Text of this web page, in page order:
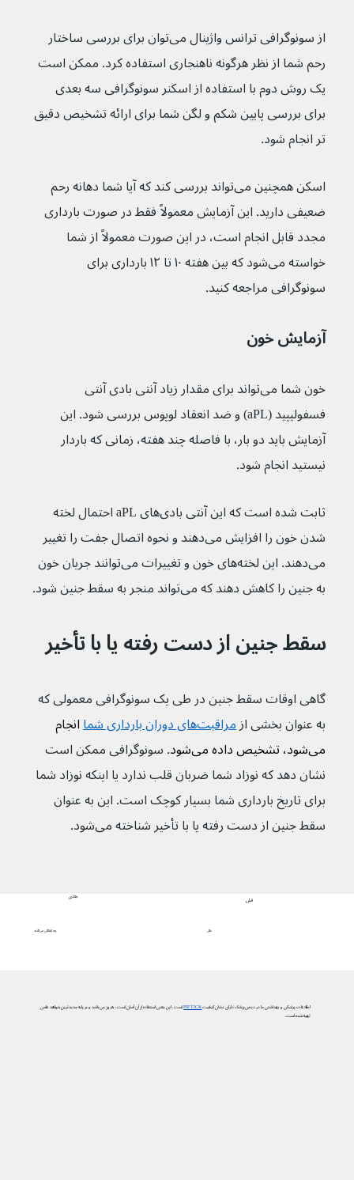
از سونوگرافی ترانس واژینال می‌توان برای بررسی ساختار
رحم شما از نظر هرگونه ناهنجاری استفاده کرد. ممکن است
یک روش دوم با استفاده از اسکنر سونوگرافی سه بعدی
برای بررسی پایین شکم و لگن شما برای ارائه تشخیص دقیق
تر انجام شود.
اسکن همچنین می‌تواند بررسی کند که آیا شما دهانه رحم
ضعیفی دارید. این آزمایش معمولاً فقط در صورت بارداری
مجدد قابل انجام است، در این صورت معمولاً از شما
خواسته می‌شود که بین هفته ۱۰ تا ۱۲ بارداری برای
سونوگرافی مراجعه کنید.
آزمایش خون
خون شما می‌تواند برای مقدار زیاد آنتی بادی آنتی
فسفولیپید (aPL) و ضد انعقاد لوپوس بررسی شود. این
آزمایش باید دو بار، با فاصله چند هفته، زمانی که باردار
نیستید انجام شود.
ثابت شده است که این آنتی بادی‌های aPL احتمال لخته
شدن خون را افزایش می‌دهند و نحوه اتصال جفت را تغییر
می‌دهند. این لخته‌های خون و تغییرات می‌توانند جریان خون
به جنین را کاهش دهند که می‌تواند منجر به سقط جنین شود.
سقط جنین از دست رفته یا با تأخیر
گاهی اوقات سقط جنین در طی یک سونوگرافی معمولی که
به عنوان بخشی از مراقبت‌های دوران بارداری شما
انجام
می‌شود، تشخیص داده می‌شود
. سونوگرافی ممکن است
نشان دهد که نوزاد شما ضربان قلب ندارد یا اینکه نوزاد شما
برای تاریخ بارداری شما بسیار کوچک است. این به عنوان
سقط جنین از دست رفته یا با تأخیر شناخته می‌شود.
چه اتفاقی می‌افتد
بعدی
علل
قبلی
اطلاعات پزشکی و بهداشتی ما در دیجی‌پزشک دارای نشان کیفیتPIF TICKاست. این یعنی استفاده از آن آسان است، به‌روز می‌باشد و بر پایه جدیدترین شواهد علمی
تهیه شده است.